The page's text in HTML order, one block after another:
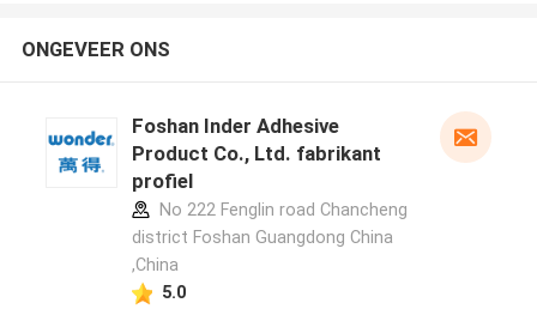
ONGEVEER ONS
Foshan Inder Adhesive
Product Co., Ltd. fabrikant
profiel
No 222 Fenglin road Chancheng
district Foshan Guangdong China
,China
5.0